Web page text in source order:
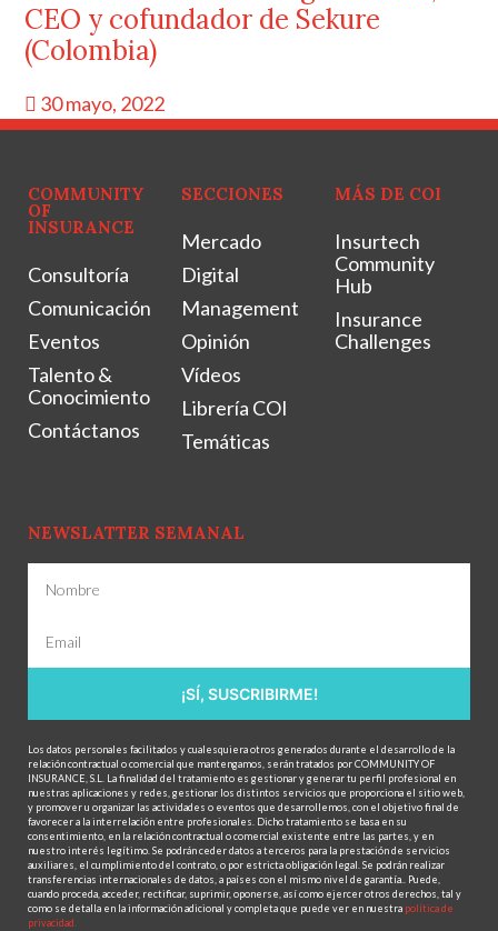
CEO y cofundador de Sekure
(Colombia)
30 mayo, 2022
COMMUNITY
OF
INSURANCE
Consultoría
Comunicación
Eventos
Talento &
Conocimiento
Contáctanos
SECCIONES
Mercado
Digital
Management
Opinión
Vídeos
Librería COI
Temáticas
MÁS DE COI
Insurtech
Community
Hub
Insurance
Challenges
NEWSLATTER SEMANAL
¡SÍ, SUSCRIBIRME!
Los datos personales facilitados y cualesquiera otros generados durante el desarrollo de la
relación contractual o comercial que mantengamos, serán tratados por COMMUNITY OF
INSURANCE, S.L. La finalidad del tratamiento es gestionar y generar tu perfil profesional en
nuestras aplicaciones y redes, gestionar los distintos servicios que proporciona el sitio web,
y promover u organizar las actividades o eventos que desarrollemos, con el objetivo final de
favorecer a la interrelación entre profesionales. Dicho tratamiento se basa en su
consentimiento, en la relación contractual o comercial existente entre las partes, y en
nuestro interés legítimo. Se podrán ceder datos a terceros para la prestación de servicios
auxiliares, el cumplimiento del contrato, o por estricta obligación legal. Se podrán realizar
transferencias internacionales de datos, a países con el mismo nivel de garantía.. Puede,
cuando proceda, acceder, rectificar, suprimir, oponerse, así como ejercer otros derechos, tal y
como se detalla en la información adicional y completa que puede ver en nuestra política de
privacidad.